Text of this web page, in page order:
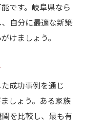
です。岐阜県なら
自分に最適な新築
けましょう。
成功事例を通じ
しょう。ある家族
を比較し、最も有